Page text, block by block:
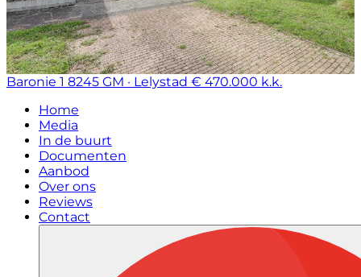
Baronie 1 8245 GM · Lelystad € 470.000 k.k.
Home
Media
In de buurt
Documenten
Aanbod
Over ons
Reviews
Contact